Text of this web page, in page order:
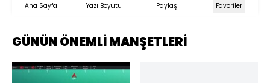
Ana Sayfa Yazı Boyutu Paylaş Favoriler
GÜNÜN ÖNEMLİ MANŞETLERİ